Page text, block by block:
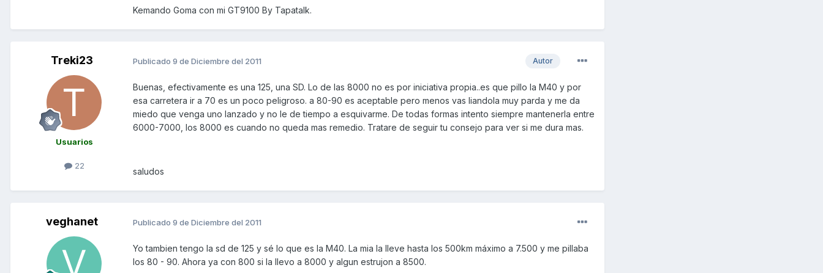
Kemando Goma con mi GT9100 By Tapatalk.
Treki23
Usuarios
22
Autor
Publicado 9 de Diciembre del 2011
Buenas, efectivamente es una 125, una SD. Lo de las 8000 no es por iniciativa propia..es que pillo la M40 y por
esa carretera ir a 70 es un poco peligroso. a 80-90 es aceptable pero menos vas liandola muy parda y me da
miedo que venga uno lanzado y no le de tiempo a esquivarme. De todas formas intento siempre mantenerla entre
6000-7000, los 8000 es cuando no queda mas remedio. Tratare de seguir tu consejo para ver si me dura mas.
saludos
veghanet Publicado 9 de Diciembre del 2011
Yo tambien tengo la sd de 125 y sé lo que es la M40. La mia la lleve hasta los 500km máximo a 7.500 y me pillaba
los 80 - 90. Ahora ya con 800 si la llevo a 8000 y algun estrujon a 8500.